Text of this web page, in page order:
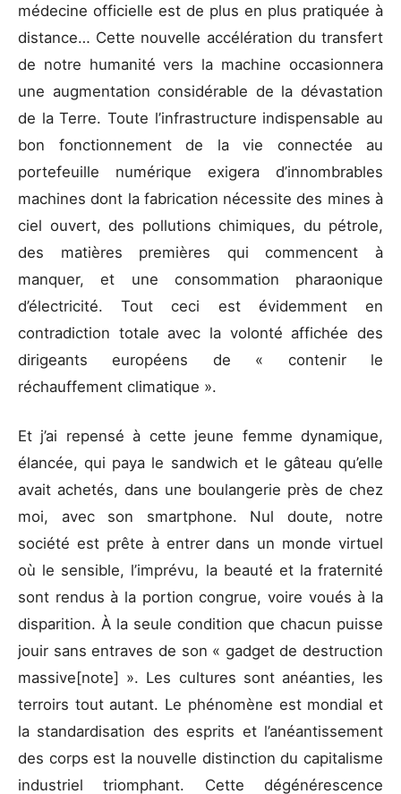
médecine officielle est de plus en plus pratiquée à
distance… Cette nouvelle accélération du transfert
de notre humanité vers la machine occasionnera
une augmentation considérable de la dévastation
de la Terre. Toute l’infrastructure indispensable au
bon fonctionnement de la vie connectée au
portefeuille numérique exigera d’innombrables
machines dont la fabrication nécessite des mines à
ciel ouvert, des pollutions chimiques, du pétrole,
des matières premières qui commencent à
manquer, et une consommation pharaonique
d’électricité. Tout ceci est évidemment en
contradiction totale avec la volonté affichée des
dirigeants européens de « contenir le
réchauffement climatique ».
Et j’ai repensé à cette jeune femme dynamique,
élancée, qui paya le sandwich et le gâteau qu’elle
avait achetés, dans une boulangerie près de chez
moi, avec son smartphone. Nul doute, notre
société est prête à entrer dans un monde virtuel
où le sensible, l’imprévu, la beauté et la fraternité
sont rendus à la portion congrue, voire voués à la
disparition. À la seule condition que chacun puisse
jouir sans entraves de son « gadget de destruction
massive[note] ». Les cultures sont anéanties, les
terroirs tout autant. Le phénomène est mondial et
la standardisation des esprits et l’anéantissement
des corps est la nouvelle distinction du capitalisme
industriel triomphant. Cette dégénérescence